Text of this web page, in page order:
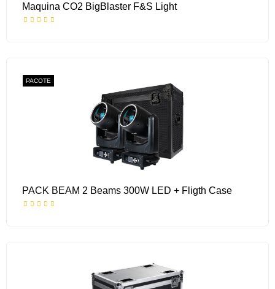
Maquina CO2 BigBlaster F&S Light
PACOTE
PACK BEAM 2 Beams 300W LED + Fligth Case